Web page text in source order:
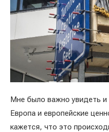
Мне было важно увидеть
Европа и европейские
кажется, что это